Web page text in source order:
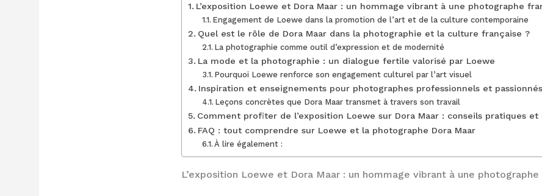
L’exposition Loewe et Dora Maar : un hommage vibrant à une photographe
Engagement de Loewe dans la promotion de l’art et de la culture contemporaine
Quel est le rôle de Dora Maar dans la photographie et la culture française ?
La photographie comme outil d’expression et de modernité
La mode et la photographie : un dialogue fertile valorisé par Loewe
Pourquoi Loewe renforce son engagement culturel par l’art visuel
Inspiration et enseignements pour photographes professionnels et passionnés
Leçons concrètes que Dora Maar transmet à travers son travail
Comment profiter de l’exposition Loewe sur Dora Maar : conseils pratiques
FAQ : tout comprendre sur Loewe et la photographe Dora Maar
À lire également :
L’exposition Loewe et Dora Maar : un hommage vibrant à une